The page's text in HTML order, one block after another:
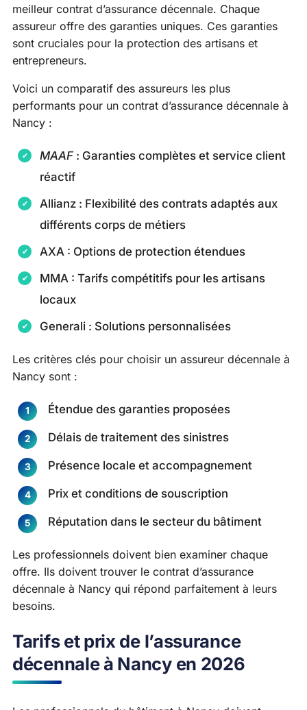
meilleur contrat d’assurance décennale. Chaque
assureur offre des garanties uniques. Ces garanties
sont cruciales pour la protection des artisans et
entrepreneurs.
Voici un comparatif des assureurs les plus
performants pour un contrat d’assurance décennale à
Nancy :
MAAF : Garanties complètes et service client
réactif
Allianz : Flexibilité des contrats adaptés aux
différents corps de métiers
AXA : Options de protection étendues
MMA : Tarifs compétitifs pour les artisans
locaux
Generali : Solutions personnalisées
Les critères clés pour choisir un assureur décennale à
Nancy sont :
Étendue des garanties proposées
Délais de traitement des sinistres
Présence locale et accompagnement
Prix et conditions de souscription
Réputation dans le secteur du bâtiment
Les professionnels doivent bien examiner chaque
offre. Ils doivent trouver le contrat d’assurance
décennale à Nancy qui répond parfaitement à leurs
besoins.
Tarifs et prix de l’assurance
décennale à Nancy en 2026